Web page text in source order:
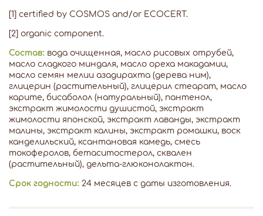
[1] certified by COSMOS and/or ECOCERT.
[2] organic component.
Состав: вода очищенная, масло рисовых отрубей,
масло сладкого миндаля, масло ореха макадамии,
масло семян мелии азадирахта (дерева ним),
глицерин (растительный), глицерил стеарат, масло
карите, бисаболол (натуральный), пантенол,
экстракт жимолости душистой, экстракт
жимолости японской, экстракт лаванды, экстракт
малины, экстракт калины, экстракт ромашки, воск
канделильский, ксантановая камедь, смесь
токоферолов, бетаситостерол, сквален
(растительный), дельта-глюконолактон.
Срок годности: 24 месяцев с даты изготовления.